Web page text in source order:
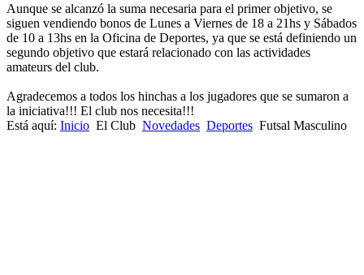
Aunque se alcanzó la suma necesaria para el primer objetivo, se
siguen vendiendo bonos de Lunes a Viernes de 18 a 21hs y Sábados
de 10 a 13hs en la Oficina de Deportes, ya que se está definiendo un
segundo objetivo que estará relacionado con las actividades
amateurs del club.
Agradecemos a todos los hinchas a los jugadores que se sumaron a
la iniciativa!!! El club nos necesita!!!
Está aquí: Inicio El Club Novedades Deportes Futsal Masculino